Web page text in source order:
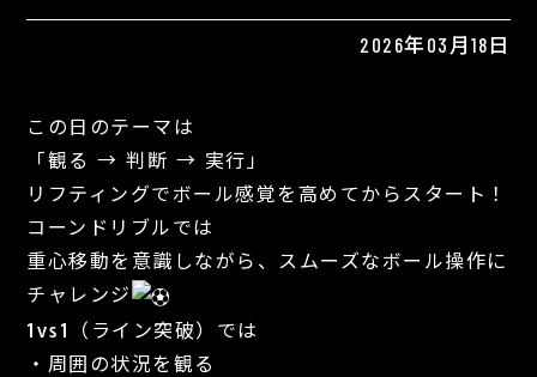
2026年03月18日
この日のテーマは
「観る → 判断 → 実行」
リフティングでボール感覚を高めてからスタート！
コーンドリブルでは
重心移動を意識しながら、スムーズなボール操作に
チャレンジ
1vs1（ライン突破）では
・周囲の状況を観る